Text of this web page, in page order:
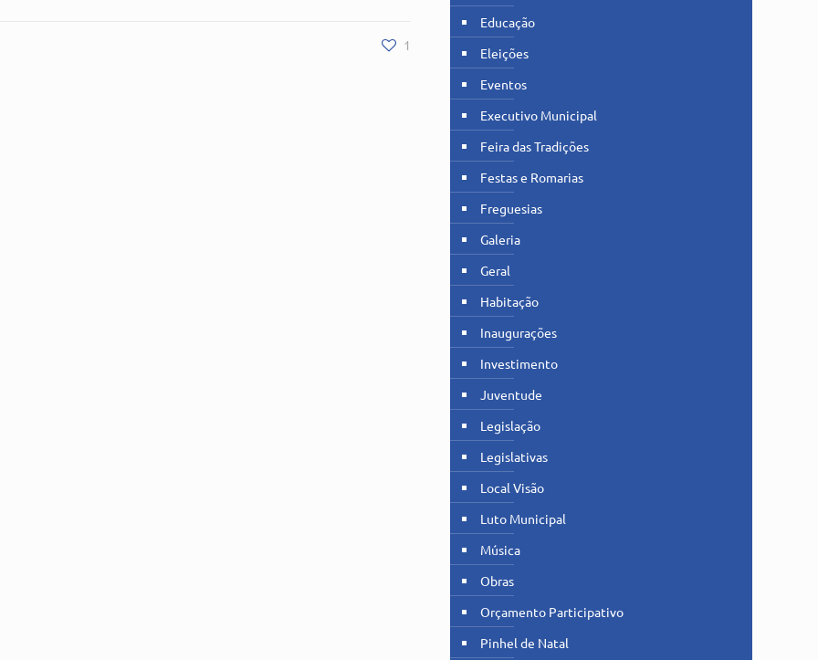
1
Educação
Eleições
Eventos
Executivo Municipal
Feira das Tradições
Festas e Romarias
Freguesias
Galeria
Geral
Habitação
Inaugurações
Investimento
Juventude
Legislação
Legislativas
Local Visão
Luto Municipal
Música
Obras
Orçamento Participativo
Pinhel de Natal